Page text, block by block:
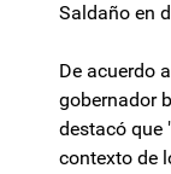
Saldaño en
De acuerdo
gobernador
destacó que
contexto de